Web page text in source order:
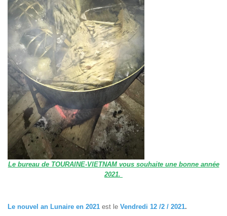
Le bureau de TOURAINE-VIETNAM vous souhaite une bonne année
2021.
Le nouvel an Lunaire en 2021 est le Vendredi 12 /2 / 2021.